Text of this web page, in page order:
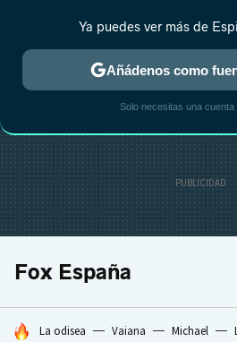
ESTRENOS REALITY
Fox España
HOY SE HABLA DE
La odisea Vaiana Michael
Ya puedes ver más de
Añádenos como
Solo necesitas una cuenta